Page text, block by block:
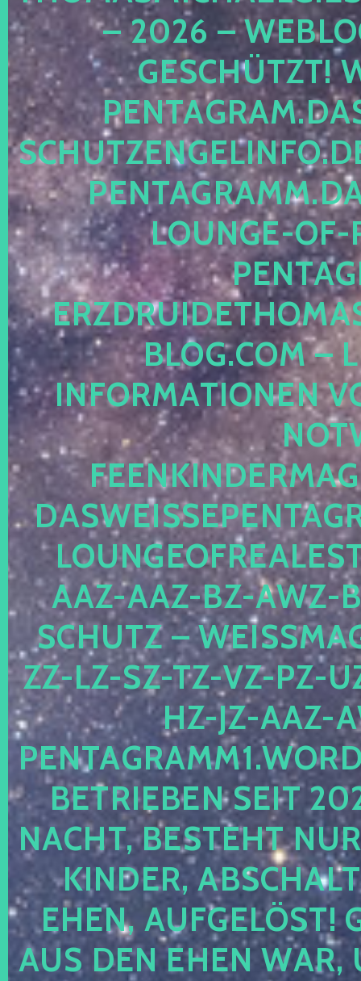
– 2026 –
ESCHÜTZT!
OUNGE-OF-
LOG.COM –
NFORMATIONEN
AZ-AAZ-BZ-AWZ-
CHUTZ –
-LZ-SZ-TZ-VZ-PZ-UZ-
-JZ-AAZ-
TRIEBEN SEIT 2024
CHT, BESTEHT NUR
NDER,
EN, AUFGELÖST!
S DEN EHEN WAR,